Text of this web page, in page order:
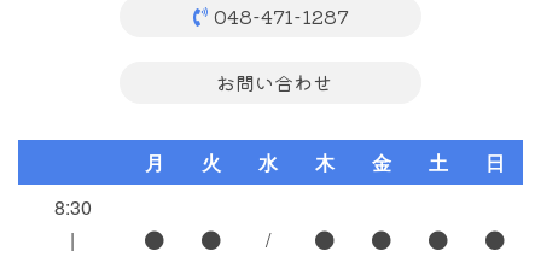
048-471-1287
お問い合わせ
月 火 水 木 金 土
日
8:30
|
/